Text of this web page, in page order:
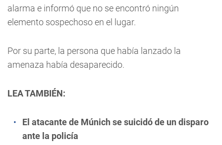
alarma e informó que no se encontró ningún
elemento sospechoso en el lugar.
Por su parte, la persona que había lanzado la
amenaza había desaparecido.
LEA TAMBIÉN:
El atacante de Múnich se suicidó de un disparo
ante la policía